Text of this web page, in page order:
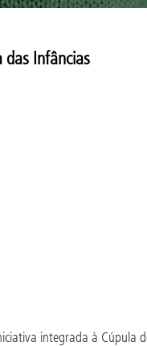
das Infâncias
integrada à Cúpula